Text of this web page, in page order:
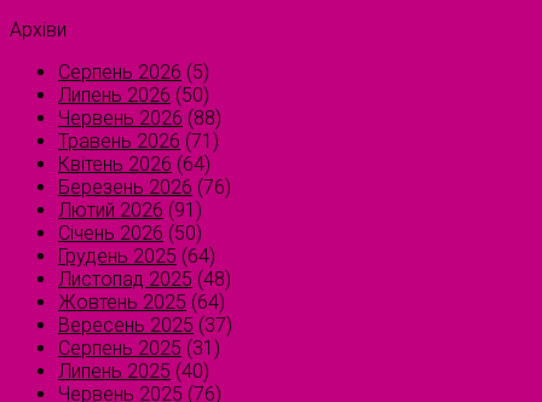
Архіви
Серпень 2026 (5)
Липень 2026 (50)
Червень 2026 (88)
Травень 2026 (71)
Квітень 2026 (64)
Березень 2026 (76)
Лютий 2026 (91)
Січень 2026 (50)
Грудень 2025 (64)
Листопад 2025 (48)
Жовтень 2025 (64)
Вересень 2025 (37)
Серпень 2025 (31)
Липень 2025 (40)
Червень 2025 (76)